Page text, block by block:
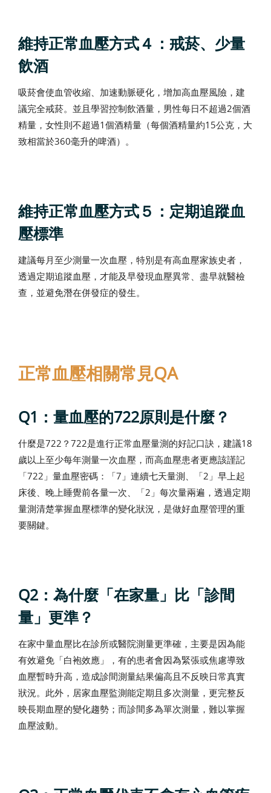
維持正常血壓方式４：戒菸、少量
飲酒
吸菸會使血管收縮、加速動脈硬化，增加高血壓風險，建
議完全戒菸。並且學習控制飲酒量，男性每日不超過2個酒
精量，女性則不超過1個酒精量（每個酒精量約15公克，大
致相當於360毫升的啤酒）。
維持正常血壓方式５：定期追蹤血
壓標準
建議每月至少測量一次血壓，特別是有高血壓家族史者，
透過定期追蹤血壓，才能及早發現血壓異常、盡早就醫檢
查，並避免潛在併發症的發生。
正常血壓相關常見QA
Q1：量血壓的722原則是什麼？
什麼是722？722是進行正常血壓量測的好記口訣，建議18
歲以上至少每年測量一次血壓，而高血壓患者更應該謹記
「722」量血壓密碼：「7」連續七天量測、「2」早上起
床後、晚上睡覺前各量一次、「2」每次量兩遍，透過定期
量測清楚掌握血壓標準的變化狀況，是做好血壓管理的重
要關鍵。
Q2：為什麼「在家量」比「診間
量」更準？
在家中量血壓比在診所或醫院測量更準確，主要是因為能
有效避免「白袍效應」，有的患者會因為緊張或焦慮導致
血壓暫時升高，造成診間測量結果偏高且不反映日常真實
狀況。此外，居家血壓監測能定期且多次測量，更完整反
映長期血壓的變化趨勢；而診間多為單次測量，難以掌握
血壓波動。